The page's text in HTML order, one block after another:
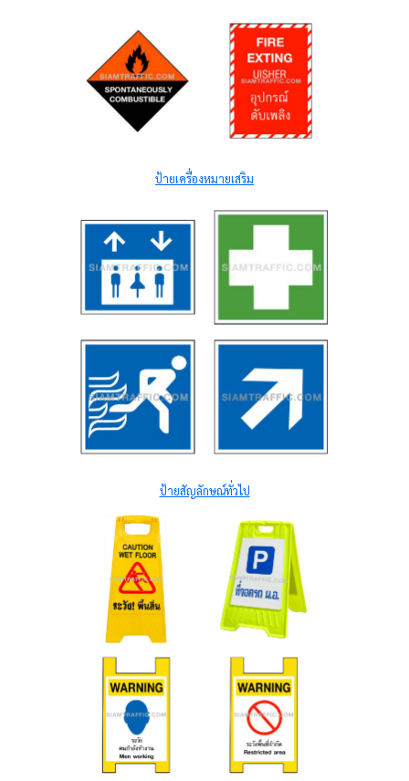
ป้ายเครื่องหมายเสริม
ป้ายสัญลักษณ์ทั่วไป